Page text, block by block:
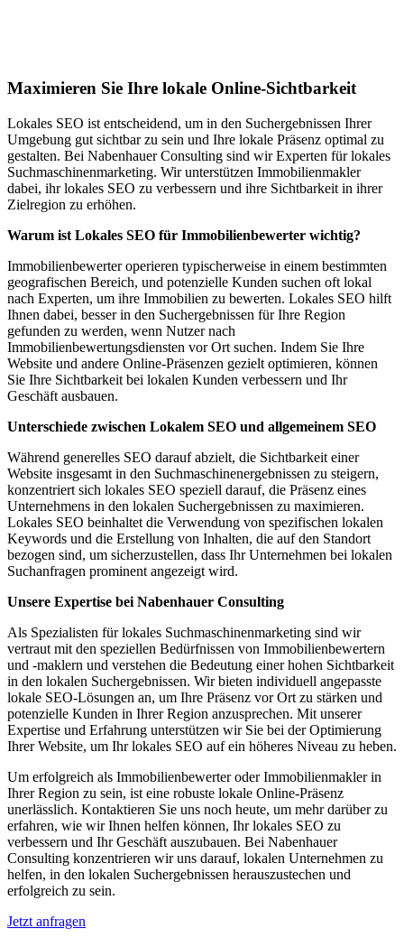
Maximieren Sie Ihre lokale Online-Sichtbarkeit
Lokales SEO ist entscheidend, um in den Suchergebnissen Ihrer
Umgebung gut sichtbar zu sein und Ihre lokale Präsenz optimal zu
gestalten. Bei Nabenhauer Consulting sind wir Experten für lokales
Suchmaschinenmarketing. Wir unterstützen Immobilienmakler
dabei, ihr lokales SEO zu verbessern und ihre Sichtbarkeit in ihrer
Zielregion zu erhöhen.
Warum ist Lokales SEO für Immobilienbewerter wichtig?
Immobilienbewerter operieren typischerweise in einem bestimmten
geografischen Bereich, und potenzielle Kunden suchen oft lokal
nach Experten, um ihre Immobilien zu bewerten. Lokales SEO hilft
Ihnen dabei, besser in den Suchergebnissen für Ihre Region
gefunden zu werden, wenn Nutzer nach
Immobilienbewertungsdiensten vor Ort suchen. Indem Sie Ihre
Website und andere Online-Präsenzen gezielt optimieren, können
Sie Ihre Sichtbarkeit bei lokalen Kunden verbessern und Ihr
Geschäft ausbauen.
Unterschiede zwischen Lokalem SEO und allgemeinem SEO
Während generelles SEO darauf abzielt, die Sichtbarkeit einer
Website insgesamt in den Suchmaschinenergebnissen zu steigern,
konzentriert sich lokales SEO speziell darauf, die Präsenz eines
Unternehmens in den lokalen Suchergebnissen zu maximieren.
Lokales SEO beinhaltet die Verwendung von spezifischen lokalen
Keywords und die Erstellung von Inhalten, die auf den Standort
bezogen sind, um sicherzustellen, dass Ihr Unternehmen bei lokalen
Suchanfragen prominent angezeigt wird.
Unsere Expertise bei Nabenhauer Consulting
Als Spezialisten für lokales Suchmaschinenmarketing sind wir
vertraut mit den speziellen Bedürfnissen von Immobilienbewertern
und -maklern und verstehen die Bedeutung einer hohen Sichtbarkeit
in den lokalen Suchergebnissen. Wir bieten individuell angepasste
lokale SEO-Lösungen an, um Ihre Präsenz vor Ort zu stärken und
potenzielle Kunden in Ihrer Region anzusprechen. Mit unserer
Expertise und Erfahrung unterstützen wir Sie bei der Optimierung
Ihrer Website, um Ihr lokales SEO auf ein höheres Niveau zu heben.
Um erfolgreich als Immobilienbewerter oder Immobilienmakler in
Ihrer Region zu sein, ist eine robuste lokale Online-Präsenz
unerlässlich. Kontaktieren Sie uns noch heute, um mehr darüber zu
erfahren, wie wir Ihnen helfen können, Ihr lokales SEO zu
verbessern und Ihr Geschäft auszubauen. Bei Nabenhauer
Consulting konzentrieren wir uns darauf, lokalen Unternehmen zu
helfen, in den lokalen Suchergebnissen herauszustechen und
erfolgreich zu sein.
Jetzt anfragen